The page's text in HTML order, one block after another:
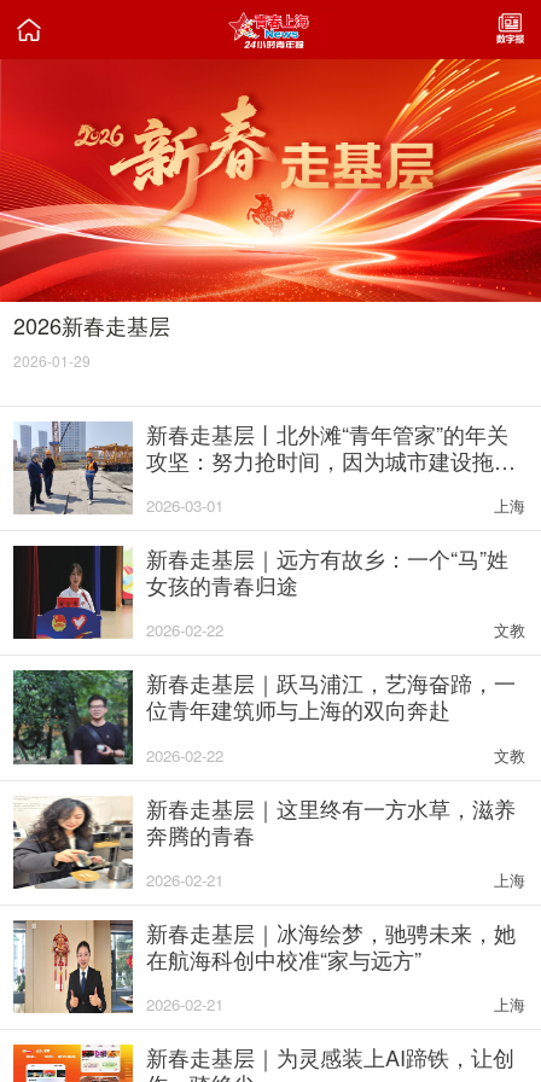

2026新春走基层
2026-01-29
新春走基层丨北外滩“青年管家”的年关
攻坚：努力抢时间，因为城市建设拖不
2026-03-01 上海
新春走基层｜远方有故乡：一个“马”姓
女孩的青春归途
2026-02-22 文教
新春走基层｜跃马浦江，艺海奋蹄，一
位青年建筑师与上海的双向奔赴
2026-02-22 文教
新春走基层｜这里终有一方水草，滋养
奔腾的青春
2026-02-21 上海
新春走基层｜冰海绘梦，驰骋未来，她
在航海科创中校准“家与远方”
2026-02-21 上海
新春走基层｜为灵感装上AI蹄铁，让创